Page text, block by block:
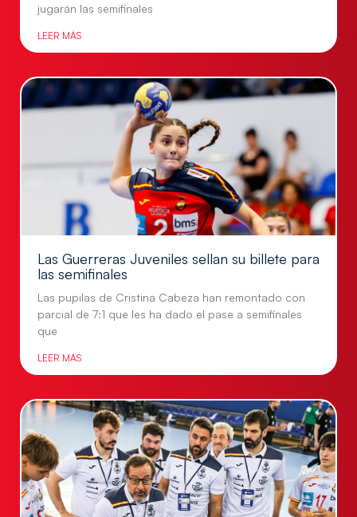
jugarán las semifinales
LEER MÁS
Las Guerreras Juveniles sellan su billete para
las semifinales
Las pupilas de Cristina Cabeza han remontado con
parcial de 7:1 que les ha dado el pase a semifinales
que
LEER MÁS